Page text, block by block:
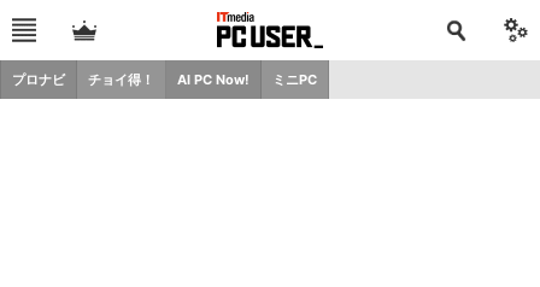
プロナビ チョイ得！ AI PC Now! ミニPC